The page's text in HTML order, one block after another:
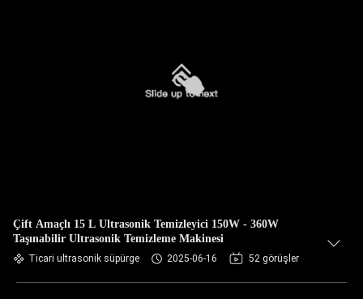
Çift Amaçlı 15 L Ultrasonik Temizleyici 150W - 360W
Taşınabilir Ultrasonik Temizleme Makinesi
Ticari ultrasonik süpürge 2025-06-16 52 görüşler